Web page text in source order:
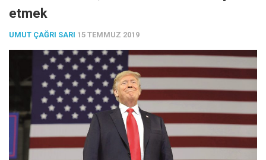
İletişim
Abone olmak istiyorum
Satış noktası listesi
Eksik sayıların temini
Sosyal Medya
Twitter
Facebook
Instagram
etmek
UMUT ÇAĞRI SARI 15 TEMMUZ 2019